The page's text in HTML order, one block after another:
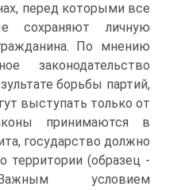
перед которыми все
сохраняют личную
По мнению
законодательство
борьбы партий,
выступать только от
принимаются в
государство должно
(образец -
условием